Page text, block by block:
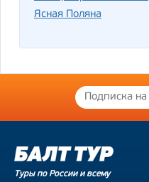
Ясная Поляна
Туры по России и всему